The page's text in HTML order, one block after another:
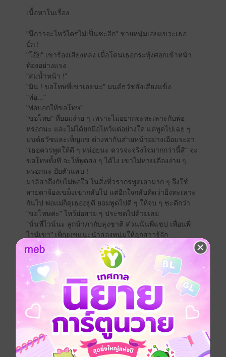
เนื้อหาในเรื่อง
"นึกว่าจะไหว้ใครไม่เป็นซะอีก" ชายหนุ่มเอ่ยแขวะเธอ
ปั่ก !
"โอ๊ย" เขาร้องเสียงหลง เมื่อโดนเธอกระทุ้งศอกเข้าหน้า
ท้องอย่างแรง
"สมน้ำหน้า !"
"มิน ! ขอโทษพี่เขาเลยนะ" มนต์ธวัชสั่งเสียงแข็ง
"พ่อ..."
"พ่อบอกให้ขอโทษ"
"ขอโทษ" ที่ยอมง่าย ๆ เพราะไม่อยากจะทะเลาะกับพ่อ
หรอกนะ และไม่ได้ยกมือไหว้แต่อย่างใด แค่พูดไปเฉย ๆ
มนต์ธวัชและเพ็ญแข ต่างพากันส่ายหน้าอย่างเอือมระอา
"เธอควรพูดให้ดี ๆ หน่อยนะ ควรจะจริงใจมากกว่านี้สิ" จะ
ขอโทษทั้งที จะให้พูดส่ง ๆ ได้ไง เขาไม่หายเคืองง่าย ๆ
หรอกนะ ยัยตัวแสบ !
มาลิสาถึงกับไม่พอใจ ในสิ่งที่วรากรพูดเอามาก ๆ จึงใช้
สายตาจ้องเขม็งเขากลับไป แต่อีกใจกลับคิดว่ายิ่งทะเลาะ
กันไป พ่อแม่ก็ดุเธออยู่ดี ยอมพูดไปดี ๆ ให้จบ ๆ ซะดีกว่า
"ขอโทษค่ะ" ไหว้ย่อสวย ๆ ประชดไปด้วยเลย
"นั่นพี่ไวน์นะ ลูกน้าภากับลุงชาติ ส่วนนั่นพี่แชป เพื่อนพี่
ไวน์เขา" เพ็ญแขแนะนำสองหนุ่มให้ลูกสาวรู้จัก
"....." เธอยืนเงียบ ไม่พูดอะไร ไม่ได้อยากจะรู้จักสักหน่อย
"ไวน์ ที่หนูมินตะโกนว่า แกกับแชปจะปล้ำน้อง มันยังไงกัน
ฮะ พวกแกทำแบบนั้นจริงหรือเปล่า ตอบมาตรง ๆ ห้าม
โกหก" อภิชาติถามลูกชาย
ในใจก็ไม่อยากจะเชื่อหรอก ว่าลูกและชลธีจะทำแบบนั้น
เพราะทั้งสองไม่เคยมีพฤติกรรมแบบนี้ แต่เพื่อไม่ให้เป็นการ
เข้าข้างฝ่ายตัวเอง จึงอยากจะรู้ความจริง
"โอ๊ยพ่อ ถามมาได้เนอะ เห็นพวกผมเป็นคนยังไงเนี่ย สภาพ
ห้าวขนาดนี้ คงปล้ำลงอยู่หรอก มีหวังได้เลือดก่อนปล้ำอีก
ชาตินี้จะหาสามีได้หรือเปล่า ก็ไม่รู้" เป็นผู้หญิงอะไรก็ไม่รู้
นักเลงจริง ๆ ไม่มีความเป็นกุลสตรีเลยสักนิด